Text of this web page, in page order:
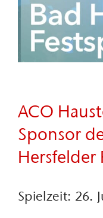
ACO
Sponsor
Hersfelder
Spielzeit: 26.